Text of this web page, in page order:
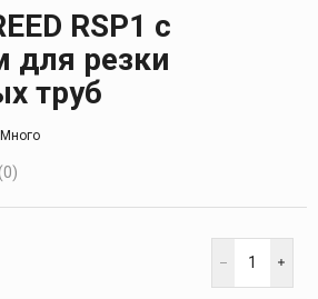
прямую ссылку
RSP1 с
для резки
труб
Много